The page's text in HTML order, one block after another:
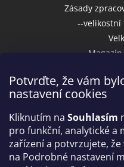
Potvrďte, že vám
nastavení cookies
Kliknutím na Souhlasím
pro funkční, analytické a
zařízení a potvrzujete, že
na Podrobné nastavení
Zásady
--velikostní
Magazín